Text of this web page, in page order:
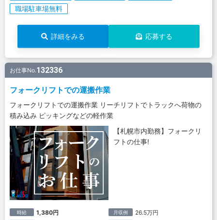
職場駐車場無料
詳細をみる 応募する
お仕事No.132336
フォークリフトでの運搬作業
フォークリフトでの運搬作業 リーチリフトでトラックへ荷物の
積み込み ピッキングなどの軽作業
【札幌市内勤務】フォークリ
フトの仕事!
時給 1,380円 月収例 26.5万円